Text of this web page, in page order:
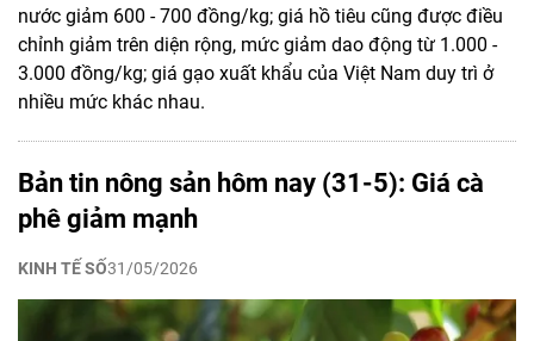
nước giảm 600 - 700 đồng/kg; giá hồ tiêu cũng được điều
chỉnh giảm trên diện rộng, mức giảm dao động từ 1.000 -
3.000 đồng/kg; giá gạo xuất khẩu của Việt Nam duy trì ở
nhiều mức khác nhau.
Bản tin nông sản hôm nay (31-5): Giá cà
phê giảm mạnh
KINH TẾ SỐ31/05/2026